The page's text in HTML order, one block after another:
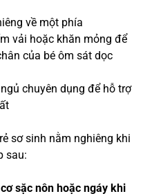
về một phía
vải hoặc khăn mỏng để
của bé ôm sát dọc
chuyên dụng để hỗ trợ
sơ sinh nằm nghiêng khi
sau:
sặc nôn hoặc ngáy khi